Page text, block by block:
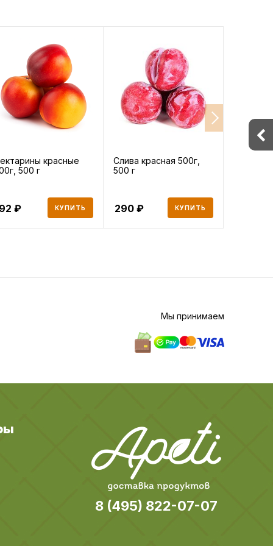
красные
500 г
КУПИТЬ
Слива красная 500г,
500 г
290 КУПИТЬ
Мы принимаем
8 (495) 822-07-07